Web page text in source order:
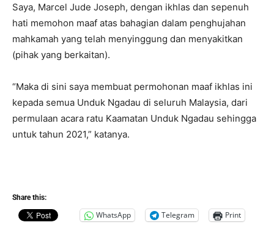
Saya, Marcel Jude Joseph, dengan ikhlas dan sepenuh
hati memohon maaf atas bahagian dalam penghujahan
mahkamah yang telah menyinggung dan menyakitkan
(pihak yang berkaitan).
“Maka di sini saya membuat permohonan maaf ikhlas ini
kepada semua Unduk Ngadau di seluruh Malaysia, dari
permulaan acara ratu Kaamatan Unduk Ngadau sehingga
untuk tahun 2021,” katanya.
Share this:
WhatsApp Telegram Print